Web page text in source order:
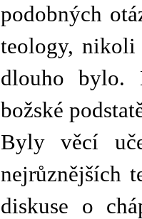
podobných
teology, nikoli
dlouho bylo.
božské
Byly věcí
nejrůznějších
diskuse o